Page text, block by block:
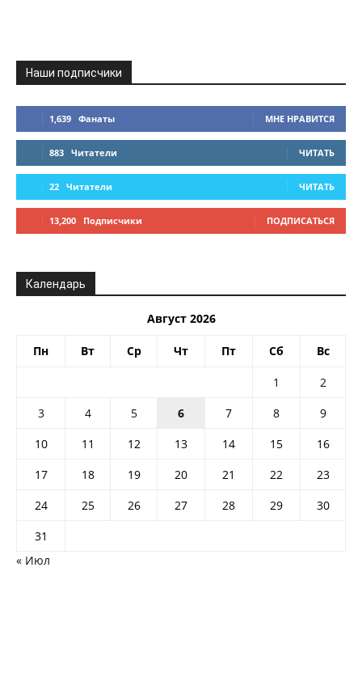
Наши подписчики
1,639 Фанаты МНЕ НРАВИТСЯ
883 Читатели ЧИТАТЬ
22 Читатели ЧИТАТЬ
13,200 Подписчики ПОДПИСАТЬСЯ
Календарь
Август 2026
Пн Вт Ср Чт Пт Сб Вс
1
2
3
4 5 6 7 8
9
10
11 12 13 14 15
16
17
18 19 20 21 22
23
24
25 26 27 28 29
30
31
« Июл